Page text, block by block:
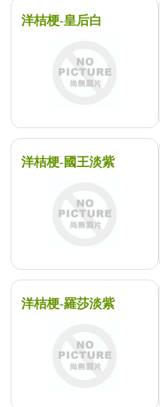
洋桔梗-皇后白
洋桔梗-國王淡紫
洋桔梗-羅莎淡紫